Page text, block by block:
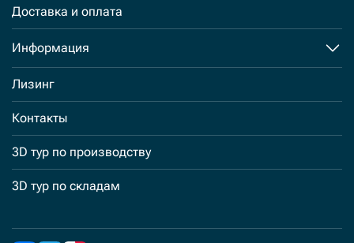
Доставка и оплата
Информация
Лизинг
Контакты
3D тур по производству
3D тур по складам